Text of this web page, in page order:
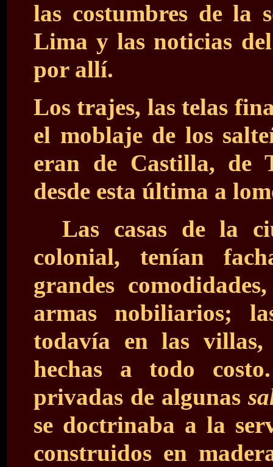
las costumbres de la
Lima y las noticias
por allí.
Los trajes, las telas
el moblaje de los
eran de Castilla, de
desde esta última a
Las casas de la
colonial, tenían
grandes
armas nobiliarios;
todavía en las villas,
hechas a todo
privadas de algunas
se doctrinaba a la
construidos en